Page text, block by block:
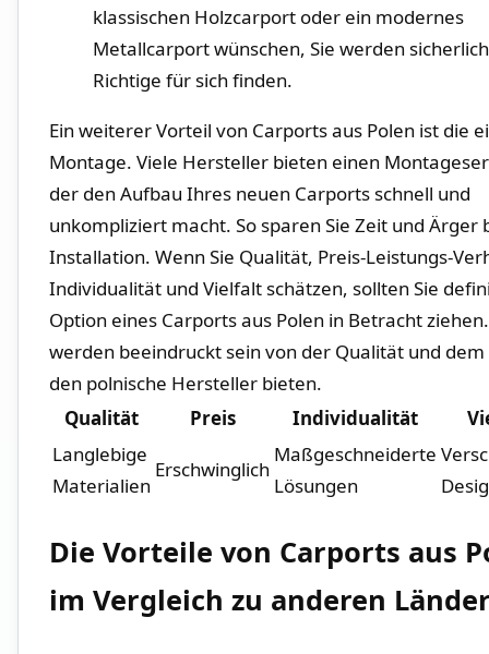
klassischen Holzcarport oder ein modernes
Metallcarport wünschen, Sie werden
Richtige für sich finden.
Ein weiterer Vorteil von Carports aus Polen ist die
Montage. Viele Hersteller bieten einen
der den Aufbau Ihres neuen Carports schnell und
unkompliziert macht. So sparen Sie ‍Zeit und Ärger
Installation. Wenn Sie Qualität, Preis-Leistungs-
Individualität ⁢und​ Vielfalt schätzen, sollten Sie
Option eines Carports aus Polen in Betracht
werden beeindruckt sein von der Qualität und dem
den polnische ‌Hersteller​ bieten.
Qualität
Preis Individualität
Langlebige
Materialien
Erschwinglich
Maßgeschneiderte
Lösungen
Die ⁤Vorteile von‌ Carports aus
im Vergleich ⁢zu anderen